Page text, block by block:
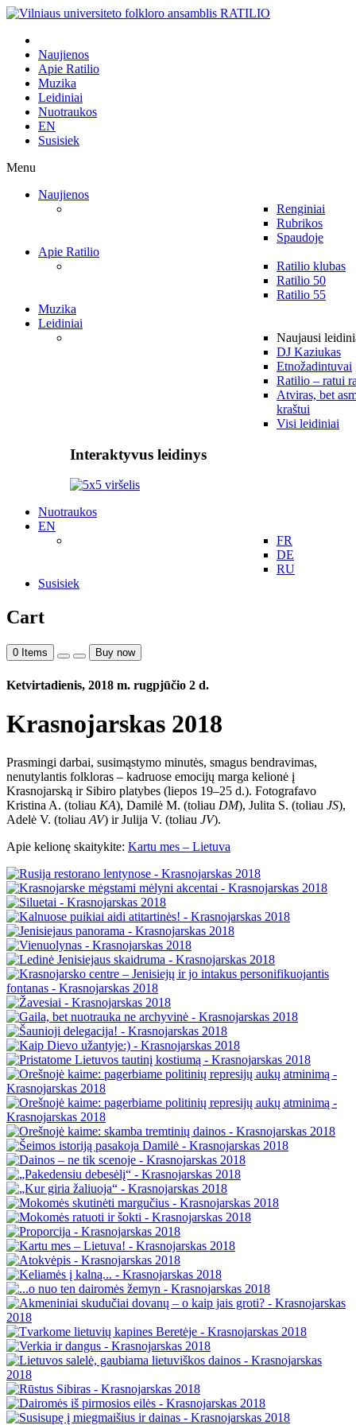
Naujienos
Apie Ratilio
Muzika
Leidiniai
Nuotraukos
EN
Susisiek
Menu
Naujienos
Renginiai
Rubrikos
Spaudoje
Apie Ratilio
Ratilio klubas
Ratilio 50
Ratilio 55
Muzika
Leidiniai
Naujausi
DJ Kaziukas
Etnožadintuvai
Ratilio – ratui
Atviras, bet
kraštui
Visi leidiniai
Interaktyvus leidinys
Nuotraukos
EN
FR
DE
RU
Susisiek
Cart
0 Items Buy now
Ketvirtadienis, 2018 m. rugpjūčio 2 d.
Krasnojarskas 2018
Prasmingi darbai, susimąstymo minutės, smagus bendravimas,
nenutylantis folkloras – kadruose emocijų marga kelionė į
Krasnojarską ir Sibiro platybes (liepos 19–25 d.). Fotografavo
Kristina A. (toliau KA), Damilė M. (toliau DM), Julita S. (toliau JS),
Adelė V. (toliau AV) ir Julija V. (toliau JV).
Apie kelionę skaitykite: Kartu mes – Lietuva